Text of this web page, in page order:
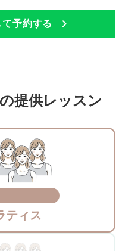
予約する
提供レッスン
ティス